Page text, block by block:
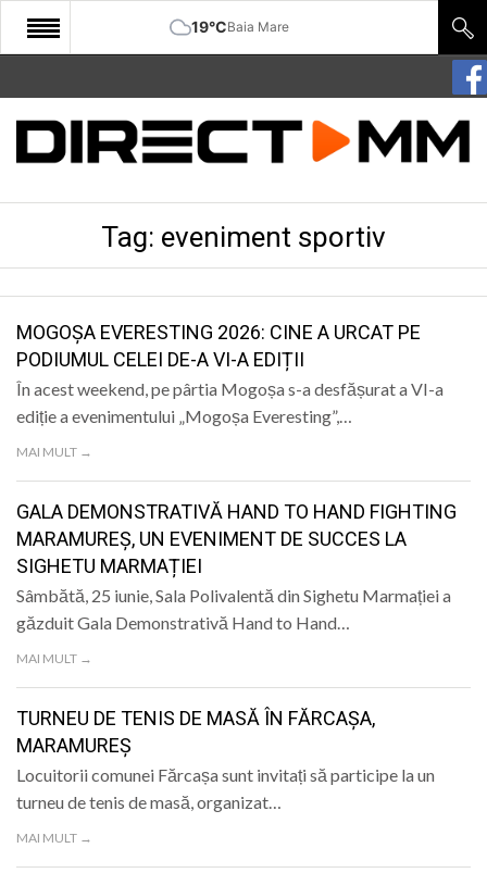
19°CBaia Mare
START
COMUNITATE
CULTURA
SANATATE
SPORT
SPECIAL
POLITIC
LIFE
Tag: eveniment sportiv
MOGOȘA EVERESTING 2026: CINE A URCAT PE
PODIUMUL CELEI DE-A VI-A EDIȚII
În acest weekend, pe pârtia Mogoșa s-a desfășurat a VI-a
ediție a evenimentului „Mogoșa Everesting”,…
MAI MULT →
GALA DEMONSTRATIVĂ HAND TO HAND FIGHTING
MARAMUREȘ, UN EVENIMENT DE SUCCES LA
SIGHETU MARMAȚIEI
Sâmbătă, 25 iunie, Sala Polivalentă din Sighetu Marmației a
găzduit Gala Demonstrativă Hand to Hand…
MAI MULT →
TURNEU DE TENIS DE MASĂ ÎN FĂRCAȘA,
MARAMUREȘ
Locuitorii comunei Fărcașa sunt invitați să participe la un
turneu de tenis de masă, organizat…
MAI MULT →